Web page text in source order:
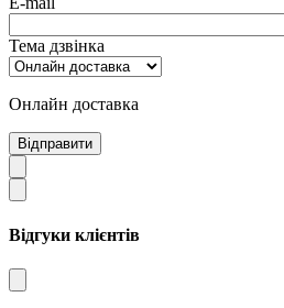
Тема дзвінка
Онлайн доставка
Відправити
Відгуки клієнтів